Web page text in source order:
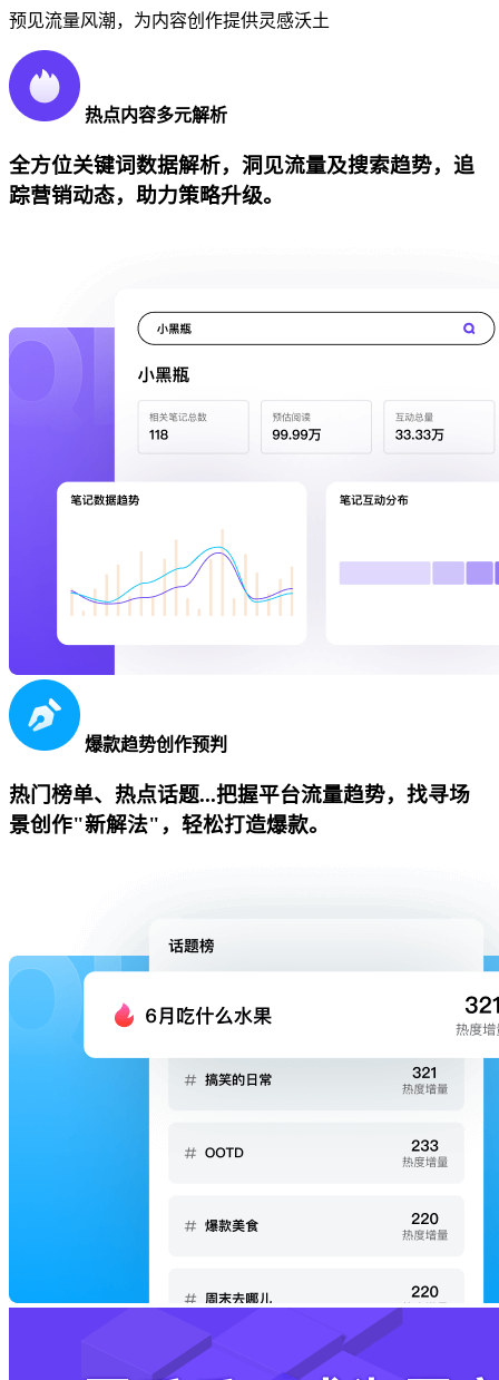
预见流量风潮，为内容创作提供灵感沃土
热点内容多元解析
全方位关键词数据解析，洞见流量及搜索趋势，追
踪营销动态，助力策略升级。
爆款趋势创作预判
热门榜单、热点话题...把握平台流量趋势，找寻场
景创作"新解法"，轻松打造爆款。